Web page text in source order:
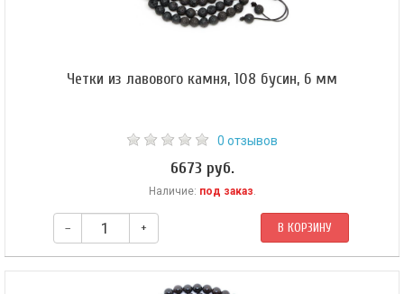
Четки из лавового камня, 108 бусин, 6 мм
0 отзывов
6673 руб.
Наличие: под заказ.
– + В КОРЗИНУ
Буддийские четки из лавового камня. Четки собраны из 108 бусин на
леске.​